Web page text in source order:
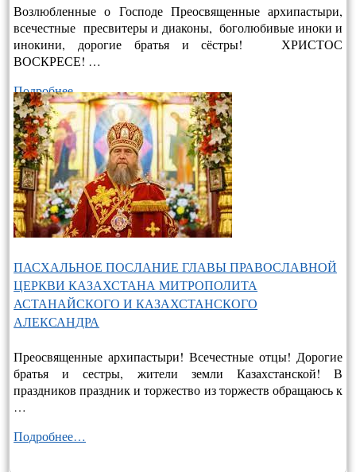
Возлюбленные о Господе Преосвященные архипастыри,
всечестные пресвитеры и диаконы, боголюбивые иноки и
инокини, дорогие братья и сёстры! ХРИСТОС
ВОСКРЕСЕ! …
Подробнее…
ПАСХАЛЬНОЕ ПОСЛАНИЕ ГЛАВЫ ПРАВОСЛАВНОЙ
ЦЕРКВИ КАЗАХСТАНА МИТРОПОЛИТА
АСТАНАЙСКОГО И КАЗАХСТАНСКОГО
АЛЕКСАНДРА
Преосвященные архипастыри! Всечестные отцы! Дорогие
братья и сестры, жители земли Казахстанской! В
праздников праздник и торжество из торжеств обращаюсь к
…
Подробнее…